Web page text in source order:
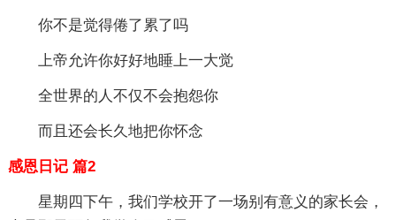
你不是觉得倦了累了吗
上帝允许你好好地睡上一大觉
全世界的人不仅不会抱怨你
而且还会长久地把你怀念
感恩日记 篇2
星期四下午，我们学校开了一场别有意义的家长会，